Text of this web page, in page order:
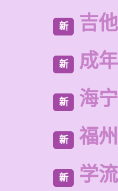
新 吉
新 成
新 海
新 福
新 学